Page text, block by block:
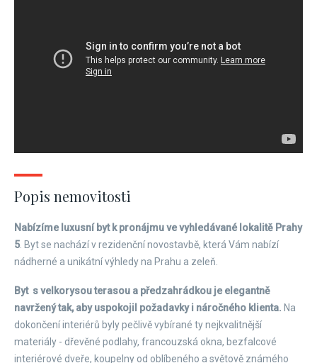
Popis nemovitosti
Nabízíme luxusní byt k pronájmu ve vyhledávané lokalitě Prahy
5 . Byt se nachází v rezidenční novostavbě, která Vám nabízí
nádherné a unikátní výhledy na Prahu a zeleň.
Byt s velkorysou terasou a předzahrádkou je elegantně
navržený tak, aby uspokojil požadavky i náročného klienta. Na
dokončení interiérů byly pečlivě vybírané ty nejkvalitnější
materiály - dřevěné podlahy, francouzská okna, bezfalcové
interiérové dveře, koupelny od oblíbeného a světově známého